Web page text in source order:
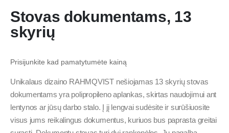
Stovas dokumentams, 13
skyrių
Prisijunkite kad pamatytumėte kainą
Unikalaus dizaino RAHMQVIST nešiojamas 13 skyrių stovas
dokumentams yra polipropileno aplankas, skirtas naudojimui ant
lentynos ar jūsų darbo stalo. Į jį lengvai sudėsite ir surūšiuosite
visus jums reikalingus dokumentus, kuriuos bus paprasta greitai